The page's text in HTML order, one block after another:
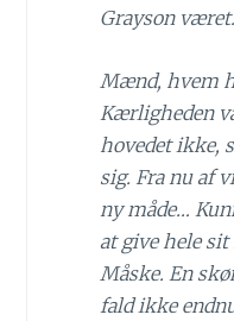
Grayson været.
Mænd, hvem
Kærligheden
hovedet ikke,
sig. Fra nu af
ny måde…
at give hele
Måske. En
fald ikke